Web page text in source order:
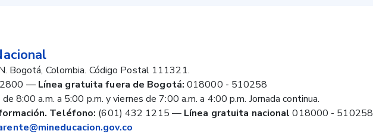
Bogotá, Colombia. Código Postal 111321.
— Línea gratuita fuera de Bogotá: 018000 - 510258
8:00 a.m. a 5:00 p.m. y viernes de 7:00 a.m. a 4:00 p.m. Jornada continua.
Teléfono: (601) 432 1215 — Línea gratuita nacional 018000 - 510258